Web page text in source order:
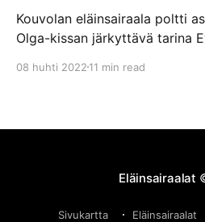
Kouvolan eläinsairaala poltti
Olga-kissan järkyttävä tarina
aiheutui vakavia palovammoja
08 huhti 2022 11 min read
Eläinsairaalat
Sivukartta Eläinsairaalat